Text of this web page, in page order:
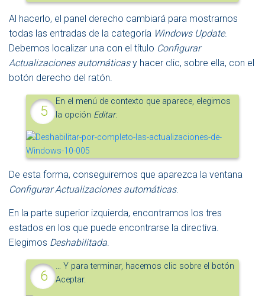
Al hacerlo, el panel derecho cambiará para mostrarnos
todas las entradas de la categoría Windows Update.
Debemos localizar una con el título Configurar
Actualizaciones automáticasy hacer clic, sobre ella, con el
botón derecho del ratón.
En el menú de contexto que aparece, elegimos
la opción Editar.
De esta forma, conseguiremos que aparezca la ventana
Configurar Actualizaciones automáticas.
En la parte superior izquierda, encontramos los tres
estados en los que puede encontrarse la directiva.
Elegimos Deshabilitada.
… Y para terminar, hacemos clic sobre el botón
Aceptar.